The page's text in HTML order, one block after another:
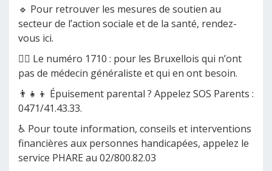
🔹 Pour retrouver les mesures de soutien au
secteur de l’action sociale et de la santé, rendez-
vous ici.
👩‍⚕️ Le numéro 1710 : pour les Bruxellois qui n’ont
pas de médecin généraliste et qui en ont besoin.
👨‍👧‍👦 Épuisement parental ? Appelez SOS Parents :
0471/41.43.33.
♿ Pour toute information, conseils et interventions
financières aux personnes handicapées, appelez le
service PHARE au 02/800.82.03​